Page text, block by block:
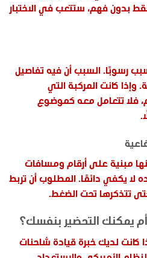
بدون فهم، ستتعب في الاختبار
رسوبًا. السبب أن فيه تفاصيل
كانت المركبة التي
فلا تتعامل معه كموضوع
مبنية على أرقام ومسافات
لا يكفي دائمًا. المطلوب أن تربط
تتذكرها تحت الضغط.
يمكنك التحضير بنفسك؟
لديك خبرة قيادة شاحنات